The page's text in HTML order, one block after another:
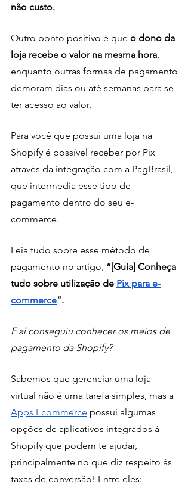
não custo.
Outro ponto positivo é que o dono da
loja recebe o valor na mesma hora,
enquanto outras formas de pagamento
demoram dias ou até semanas para se
ter acesso ao valor.
Para você que possui uma loja na
Shopify é possível receber por Pix
através da integração com a PagBrasil,
que intermedia esse tipo de
pagamento dentro do seu e-
commerce.
Leia tudo sobre esse método de
pagamento no artigo, “[Guia] Conheça
tudo sobre utilização de Pix para e-
commerce”.
E aí conseguiu conhecer os meios de
pagamento da Shopify?
Sabemos que gerenciar uma loja
virtual não é uma tarefa simples, mas a
Apps Ecommerce possui algumas
opções de aplicativos integrados à
Shopify que podem te ajudar,
principalmente no que diz respeito às
taxas de conversão! Entre eles: